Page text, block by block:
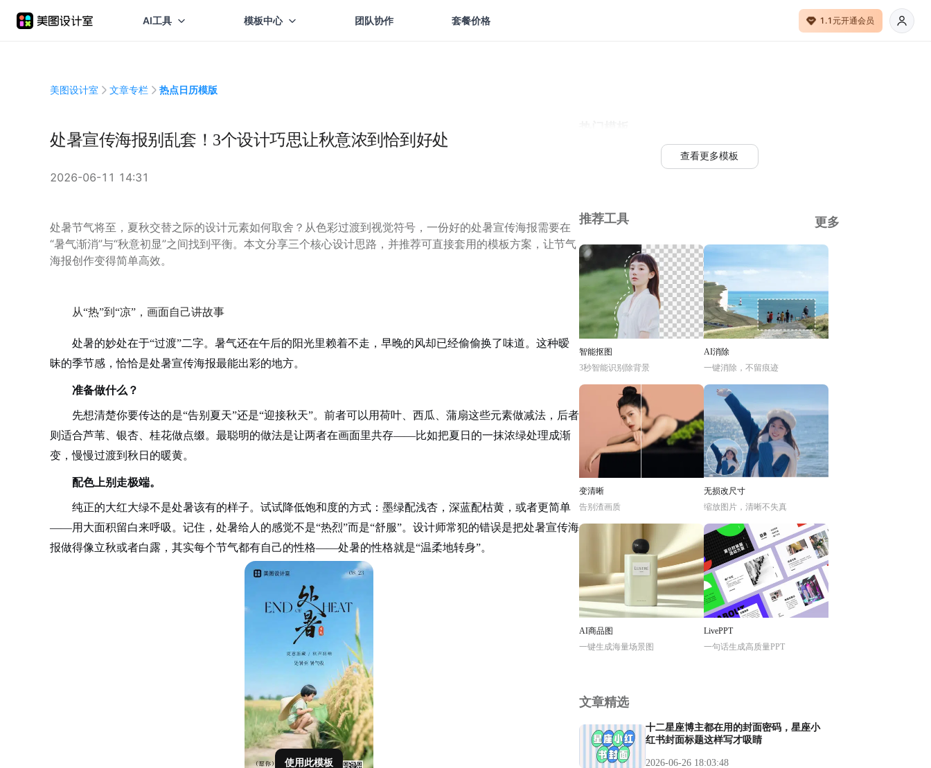
AI工具 模板中心 团队协作 套餐价格 1.1元开通会员
美图设计室 文章专栏 热点日历模版
处暑宣传海报别乱套！3个设计巧思让秋意浓到恰到好处
2026-06-11 14:31
处暑节气将至，夏秋交替之际的设计元素如何取舍？从色彩过渡到视觉符号，一份好的处暑宣传海报需要在
“暑气渐消”与“秋意初显”之间找到平衡。本文分享三个核心设计思路，并推荐可直接套用的模板方案，让节气
海报创作变得简单高效。
从“热”到“凉”，画面自己讲故事
处暑的妙处在于“过渡”二字。暑气还在午后的阳光里赖着不走，早晚的风却已经偷偷换了味道。这种暧
昧的季节感，恰恰是处暑宣传海报最能出彩的地方。
准备做什么？
先想清楚你要传达的是“告别夏天”还是“迎接秋天”。前者可以用荷叶、西瓜、蒲扇这些元素做减法，后者
则适合芦苇、银杏、桂花做点缀。最聪明的做法是让两者在画面里共存——比如把夏日的一抹浓绿处理成渐
变，慢慢过渡到秋日的暖黄。
配色上别走极端。
纯正的大红大绿不是处暑该有的样子。试试降低饱和度的方式：墨绿配浅杏，深蓝配枯黄，或者更简单
——用大面积留白来呼吸。记住，处暑给人的感觉不是“热烈”而是“舒服”。设计师常犯的错误是把处暑宣传海
报做得像立秋或者白露，其实每个节气都有自己的性格——处暑的性格就是“温柔地转身”。
使用此模板
查看更多模板
推荐工具 更多
智能抠图
3秒智能识别除背景
AI消除
一键消除，不留痕迹
变清晰
告别渣画质
无损改尺寸
缩放图片，清晰不失真
AI商品图
一键生成海量场景图
LivePPT
一句话生成高质量PPT
文章精选
十二星座博主都在用的封面密码，星座小
红书封面标题这样写才吸睛
2026-06-26 18:03:48